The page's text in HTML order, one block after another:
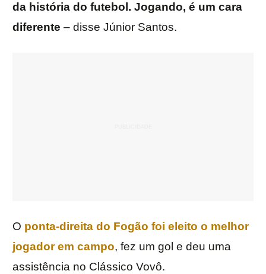
da história do futebol. Jogando, é um cara
diferente – disse Júnior Santos.
O ponta-direita do Fogão foi eleito o melhor
jogador em campo, fez um gol e deu uma
assistência no Clássico Vovô.